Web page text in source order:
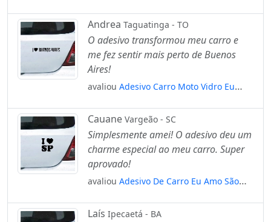
Andrea Taguatinga - TO
O adesivo transformou meu carro e
me fez sentir mais perto de Buenos
Aires!
avaliou Adesivo Carro Moto Vidro Eu
Cauane Vargeão - SC
Simplesmente amei! O adesivo deu um
charme especial ao meu carro. Super
aprovado!
avaliou Adesivo De Carro Eu Amo São
Laís Ipecaetá - BA